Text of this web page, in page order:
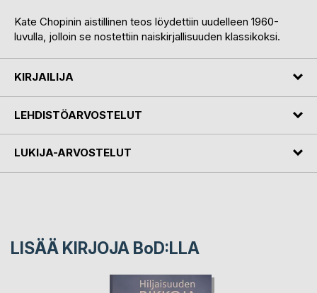
Kate Chopinin aistillinen teos löydettiin uudelleen 1960-
luvulla, jolloin se nostettiin naiskirjallisuuden klassikoksi.
KIRJAILIJA
LEHDISTÖARVOSTELUT
LUKIJA-ARVOSTELUT
LISÄÄ KIRJOJA BoD:LLA